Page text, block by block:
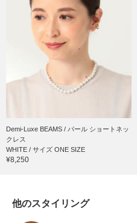
Demi-Luxe BEAMS / パール ショートネッ
クレス
WHITE / サイズ ONE SIZE
¥8,250
他のスタイリング